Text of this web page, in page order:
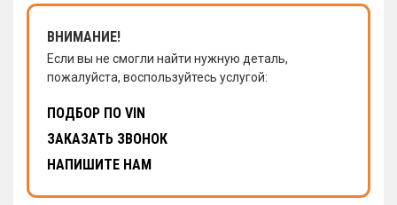
ВНИМАНИЕ!
Если вы не смогли найти нужную деталь,
пожалуйста, воспользуйтесь услугой:
ПОДБОР ПО VIN
ЗАКАЗАТЬ ЗВОНОК
НАПИШИТЕ НАМ